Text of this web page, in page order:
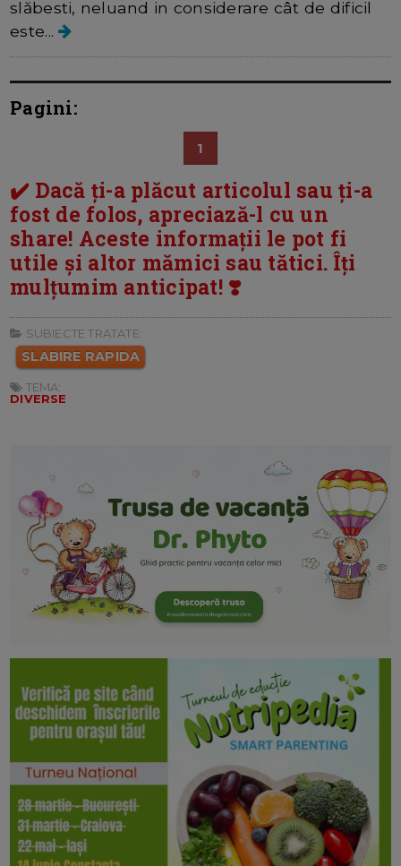
slăbesti, neluand in considerare cât de dificil
este...
Pagini:
1
✔️ Dacă ți-a plăcut articolul sau ți-a
fost de folos, apreciază-l cu un
share! Aceste informații le pot fi
utile și altor mămici sau tătici. Îți
mulțumim anticipat! ❣️
SUBIECTE TRATATE:
SLABIRE RAPIDA
TEMA:
DIVERSE